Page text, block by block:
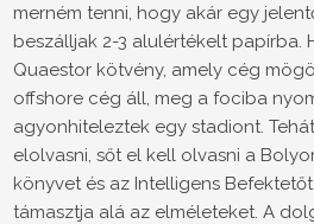
merném tenni, hogy akár egy
beszálljak 2-3 alulértékelt papírba.
Quaestor kötvény, amely cég
offshore cég áll, meg a fociba
agyonhiteleztek egy stadiont.
elolvasni, sőt el kell olvasni a
könyvet és az Intelligens
támasztja alá az elméleteket. A